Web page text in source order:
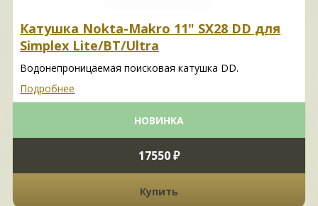
Катушка Nokta-Makro 11" SX28 DD для
Simplex Lite/BT/Ultra
Водонепроницаемая поисковая катушка DD.
Подробнее
НОВИНКА
17550 ₽
Купить